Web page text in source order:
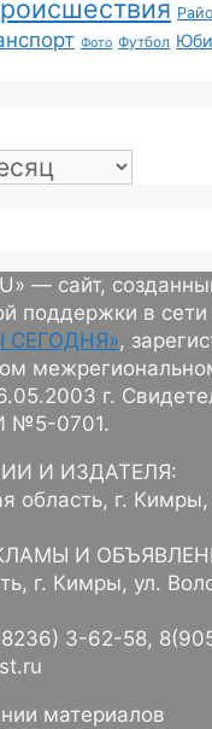
Фото Футбол
— сайт,
поддержки в сети
СЕГОДНЯ»,
г.
№5-0701.
И ИЗДАТЕЛЯ:
область, г.
И
г. Кимры, ул.
3-62-58,
материалов